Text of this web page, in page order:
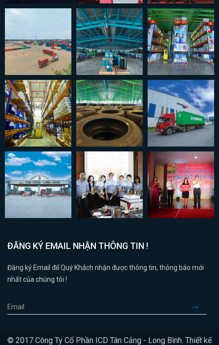
ĐĂNG KÝ EMAIL NHẬN THÔNG TIN !
Đăng ký Email để Quý Khách nhận được thông tin, thông báo mới
nhất của chúng tôi !
© 2017 Công Ty Cổ Phần ICD Tân Cảng - Long Bình. Thiết kế